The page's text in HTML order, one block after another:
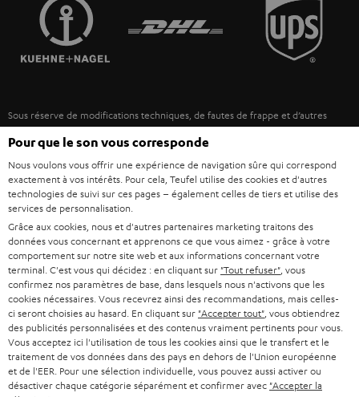
ENCEINTES
ULTIMA
FANSHOP
NOUVEAUTÉS
L’HISTOIRE DE TEUFEL
MANAGEMENT
VALEURS
ACCESSIBILITÉ
FRANCE
POLOGNE
ITALIE
USA
AUTRES PAYS
Sous réserve de modifications techniques, de fautes de frappe et d’autres
livraison. D’éventuels frais d’élimination des batteries sont inclus dans le prix.
©2026 Lautsprecher Teufel GmbH - Tous droits réservés.
Mentions légales
Paramètres de confidentialité
EU Data Act renoncer au contrat ici
Pour que le son vous corresponde
Nous voulons vous offrir une expérience de navigation sûre qui correspond
exactement à vos intérêts. Pour cela, Teufel utilise des cookies et d'autres
technologies de suivi sur ces pages – également celles de tiers et utilise des
services de personnalisation.
Grâce aux cookies, nous et d'autres partenaires marketing traitons des
données vous concernant et apprenons ce que vous aimez - grâce à votre
comportement sur notre site web et aux informations concernant votre
terminal. C'est vous qui décidez : en cliquant sur "Tout refuser" , vous
confirmez nos paramètres de base, dans lesquels nous n'activons que les
cookies nécessaires. Vous recevrez ainsi des recommandations, mais celles-
ci seront choisies au hasard. En cliquant sur "Accepter tout" , vous obtiendrez
des publicités personnalisées et des contenus vraiment pertinents pour vous.
Vous acceptez ici l'utilisation de tous les cookies ainsi que le transfert et le
traitement de vos données dans des pays en dehors de l'Union européenne
et de l'EER. Pour une sélection individuelle, vous pouvez aussi activer ou
désactiver chaque catégorie séparément et confirmer avec "Accepter la